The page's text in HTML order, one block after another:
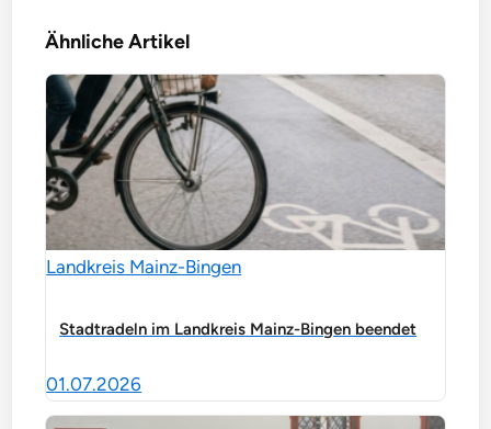
Ähnliche Artikel
Landkreis Mainz-Bingen
Stadtradeln im Landkreis Mainz-Bingen beendet
01.07.2026